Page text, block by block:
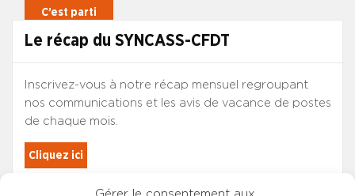
Le récap du SYNCASS-CFDT
Inscrivez-vous à notre récap mensuel regroupant
nos communications et les avis de vacance de postes
de chaque mois.
Cliquez ici